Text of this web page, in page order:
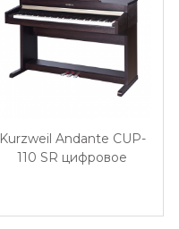
Kurzweil Andante CUP-
110 SR цифровое